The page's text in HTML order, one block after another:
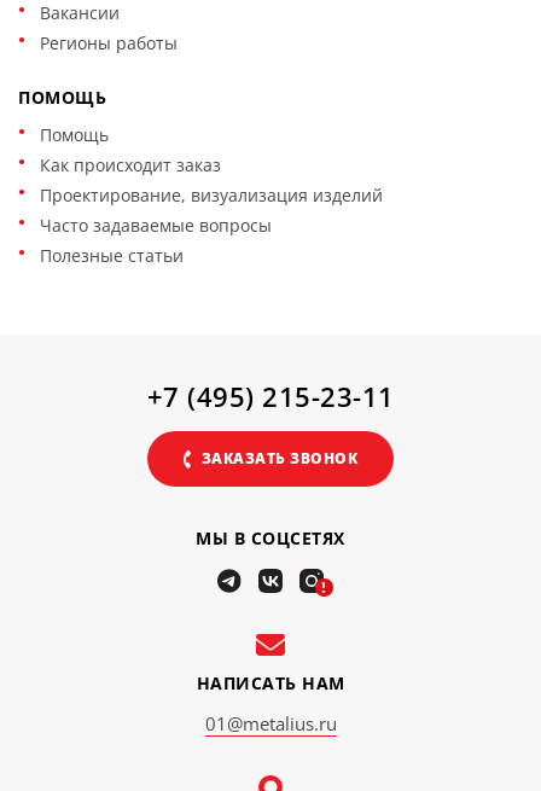
Вакансии
Регионы работы
ПОМОЩЬ
Помощь
Как происходит заказ
Проектирование, визуализация изделий
Часто задаваемые вопросы
Полезные статьи
НАПИСАТЬ НАМ
01@metalius.ru
МЫ В СОЦСЕТЯХ
!
+7 (495) 215-23-11
ЗАКАЗАТЬ ЗВОНОК